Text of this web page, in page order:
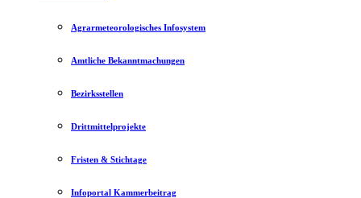
Agrarmeteorologisches Infosystem
Amtliche Bekanntmachungen
Bezirksstellen
Drittmittelprojekte
Fristen & Stichtage
Infoportal Kammerbeitrag